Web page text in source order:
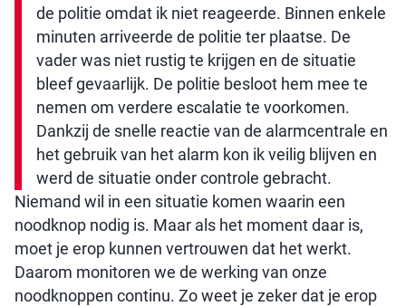
de politie omdat ik niet reageerde. Binnen enkele
minuten arriveerde de politie ter plaatse. De
vader was niet rustig te krijgen en de situatie
bleef gevaarlijk. De politie besloot hem mee te
nemen om verdere escalatie te voorkomen.
Dankzij de snelle reactie van de alarmcentrale en
het gebruik van het alarm kon ik veilig blijven en
werd de situatie onder controle gebracht.
Niemand wil in een situatie komen waarin een
noodknop nodig is. Maar als het moment daar is,
moet je erop kunnen vertrouwen dat het werkt.
Daarom monitoren we de werking van onze
noodknoppen continu. Zo weet je zeker dat je erop